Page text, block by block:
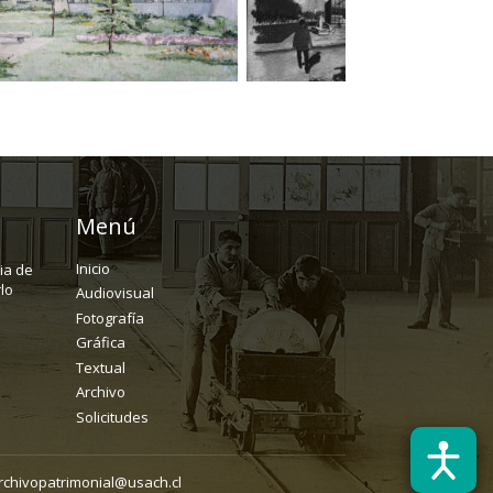
de
Menú
Inicio
Audiovisual
Fotografía
Gráfica
Textual
Archivo
Solicitudes